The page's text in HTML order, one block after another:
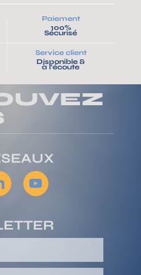
Paiement
100%
Sécurisé
Service client
Disponible &
à l’écoute